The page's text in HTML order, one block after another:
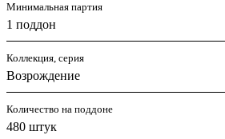
Минимальная партия
1 поддон
Коллекция, серия
Возрождение
Количество на поддоне
480 штук